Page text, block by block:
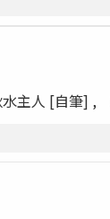
主人 [自筆]